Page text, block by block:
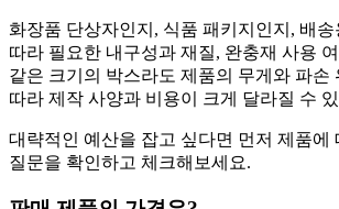
화장품 단상자인지, 식품 패키지인지, 배송
따라 필요한 내구성과 재질, 완충재 사용
같은 크기의 박스라도 제품의 무게와 파손
따라 제작 사양과 비용이 크게 달라질 수
대략적인 예산을 잡고 싶다면 먼저 제품에
질문을 확인하고 체크해보세요.